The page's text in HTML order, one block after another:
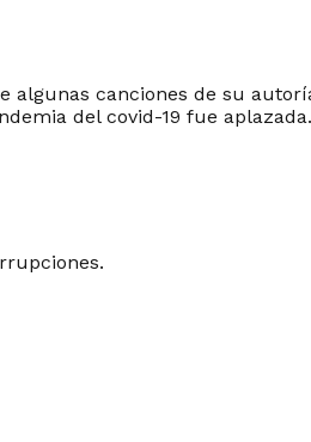
algunas canciones de su
del covid-19 fue aplazada.